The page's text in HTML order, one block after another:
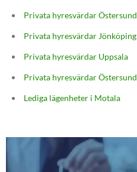
Privata hyresvärdar Östersund
Privata hyresvärdar Jönköping
Privata hyresvärdar Uppsala
Privata hyresvärdar Östersund
Lediga lägenheter i Motala